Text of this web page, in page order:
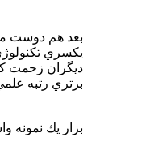
بعد هم دوست
يكسري
ديگران زحمت
برتري رتبه
بزار يك نمونه